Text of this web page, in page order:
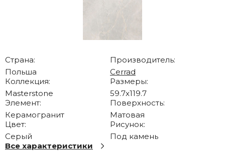
Страна:
Польша
Производитель:
Cerrad
Коллекция:
Masterstone
Размеры:
59.7x119.7
Элемент:
Керамогранит
Поверхность:
Матовая
Цвет:
Серый
Рисунок:
Под камень
Все характеристики